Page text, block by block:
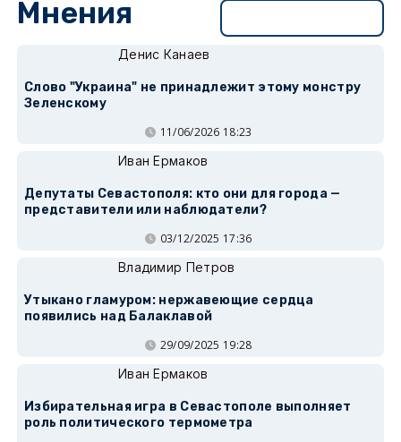
Мнения
Денис Канаев
Слово "Украина" не принадлежит этому монстру
Зеленскому
11/06/2026 18:23
Иван Ермаков
Депутаты Севастополя: кто они для города —
представители или наблюдатели?
03/12/2025 17:36
Владимир Петров
Утыкано гламуром: нержавеющие сердца
появились над Балаклавой
29/09/2025 19:28
Иван Ермаков
Избирательная игра в Севастополе выполняет
роль политического термометра